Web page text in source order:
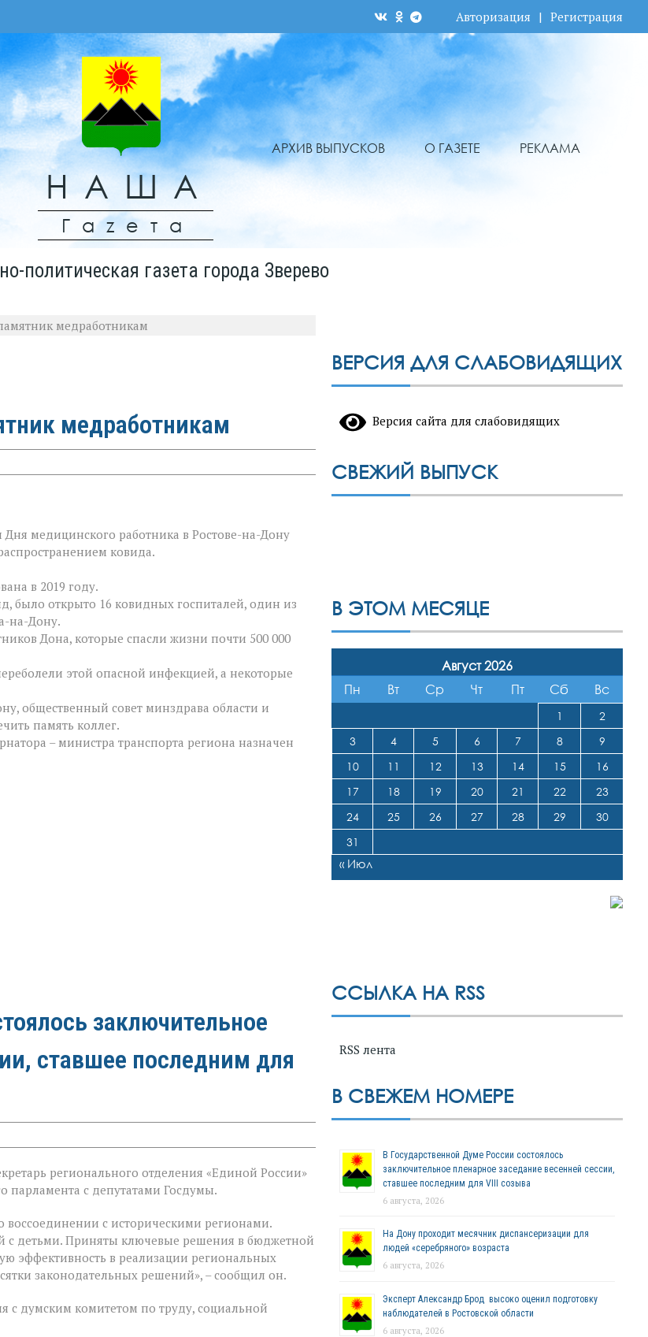
Авторизация | Регистрация
НАША
Гаzета
АРХИВ ВЫПУСКОВ О ГАЗЕТЕ РЕКЛАМА
политическая газета города Зверево
медработникам
медработникам
медицинского работника в Ростове-на-Дону
ковида.
в 2019 году.
было открыто 16 ковидных госпиталей, один из
на-Дону.
Дона, которые спасли жизни почти 500 000
этой опасной инфекцией, а некоторые
общественный совет минздрава области и
память коллег.
– министра транспорта региона назначен
заключительное
ставшее последним для
регионального отделения «Единой России»
парламента с депутатами Госдумы.
с историческими регионами.
с детьми. Приняты ключевые решения в бюджетной
эффективность в реализации региональных
законодательных решений», – сообщил он.
с думским комитетом по труду, социальной
ВЕРСИЯ ДЛЯ СЛАБОВИДЯЩИХ
Версия сайта для слабовидящих
СВЕЖИЙ ВЫПУСК
В ЭТОМ МЕСЯЦЕ
Август 2026
Пн
Вт Ср Чт Пт Сб Вс
1
2
3
4 5 6 7 8
9
10
11 12 13 14 15
16
17
18 19 20 21 22
23
24
25 26 27 28 29
30
31
« Июл
ССЫЛКА НА RSS
RSS лента
В СВЕЖЕМ НОМЕРЕ
В Государственной Думе России состоялось
заключительное пленарное заседание весенней сессии,
ставшее последним для VIII созыва
6 августа, 2026
На Дону проходит месячник диспансеризации для
людей «серебряного» возраста
6 августа, 2026
Эксперт Александр Брод высоко оценил подготовку
наблюдателей в Ростовской области
6 августа, 2026